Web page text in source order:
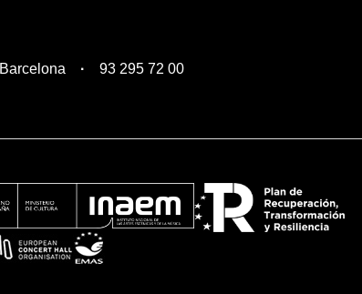
Barcelona 93 295 72 00